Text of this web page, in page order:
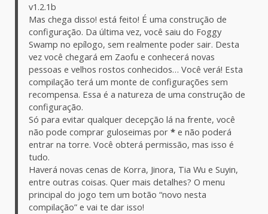
v1.2.1b
Mas chega disso! está feito! É uma construção de
configuração. Da última vez, você saiu do Foggy
Swamp no epílogo, sem realmente poder sair. Desta
vez você chegará em Zaofu e conhecerá novas
pessoas e velhos rostos conhecidos… Você verá! Esta
compilação terá um monte de configurações sem
recompensa. Essa é a natureza de uma construção de
configuração.
Só para evitar qualquer decepção lá na frente, você
não pode comprar guloseimas por *e não poderá
entrar na torre. Você obterá permissão, mas isso é
tudo.
Haverá novas cenas de Korra, Jinora, Tia Wu e Suyin,
entre outras coisas. Quer mais detalhes? O menu
principal do jogo tem um botão “novo nesta
compilação” e vai te dar isso!